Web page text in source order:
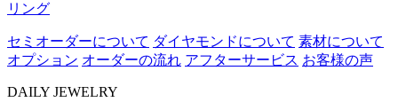
リング
セミオーダーについて ダイヤモンドについて 素材について
オプション オーダーの流れ アフターサービス お客様の声
DAILY JEWELRY